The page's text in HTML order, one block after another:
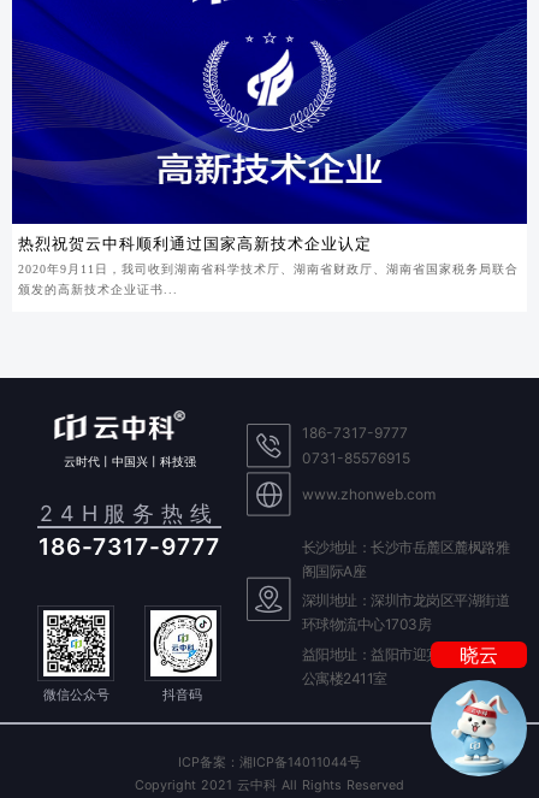
我是你的
晓云
我是你的
热烈祝贺云中科顺利通过国家高新技术企业认定
2020年9月11日，我司收到湖南省科学技术厅、湖南省财政厅、湖南省国家税务局联合
颁发的高新技术企业证书...
云时代丨中国兴丨科技强
24H服务热线
186-7317-9777
微信公众号 抖音码
186-7317-9777
0731-85576915
www.zhonweb.com
长沙地址：长沙市岳麓区麓枫路雅
阁国际A座
深圳地址：深圳市龙岗区平湖街道
环球物流中心1703房
益阳地址：益阳市迎宾东路588号
公寓楼2411室
ICP备案：湘ICP备14011044号
Copyright 2021 云中科 All Rights Reserved